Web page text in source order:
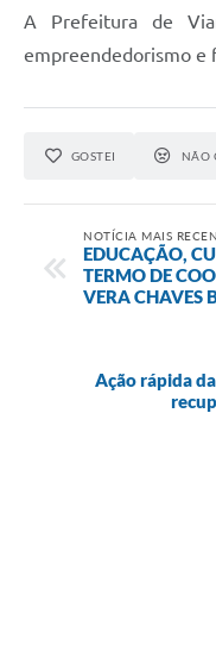
A Prefeitura de
empreendedorismo e
GOSTEI NÃO
NOTÍCIA MAIS
EDUCAÇÃO,
TERMO DE
VERA CHAVES
Ação rápida